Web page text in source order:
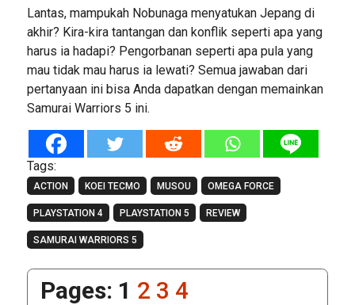
Lantas, mampukah Nobunaga menyatukan Jepang di
akhir? Kira-kira tantangan dan konflik seperti apa yang
harus ia hadapi? Pengorbanan seperti apa pula yang
mau tidak mau harus ia lewati? Semua jawaban dari
pertanyaan ini bisa Anda dapatkan dengan memainkan
Samurai Warriors 5 ini.
Tags:
ACTION KOEI TECMO MUSOU OMEGA FORCE
PLAYSTATION 4 PLAYSTATION 5 REVIEW
SAMURAI WARRIORS 5
Pages: 1 2 3 4